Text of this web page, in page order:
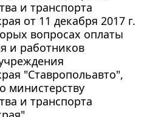
и транспорта
от 11 декабря 2017 г.
вопросах оплаты
и работников
"Ставропольавто",
министерству
и транспорта